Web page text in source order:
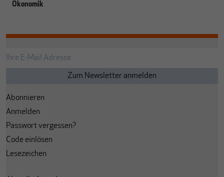
Ökonomik
Abonnieren
Anmelden
Passwort vergessen?
Code einlösen
Lesezeichen